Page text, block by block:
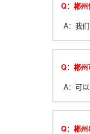
Q：郴州
A：我
Q：郴州
A：可以
Q：郴州